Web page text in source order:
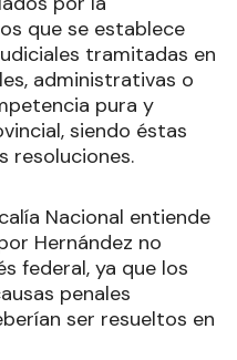
que se establece
tramitadas en
administrativas o
pura y
siendo éstas
resoluciones.
Nacional entiende
Hernández no
federal, ya que los
penales
ser resueltos en